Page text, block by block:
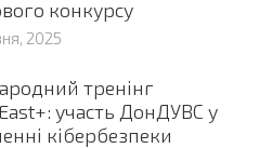
конкурсу
2025
тренінг
участь ДонДУВС у
кібербезпеки